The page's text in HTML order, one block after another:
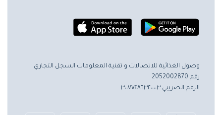
وصول الغذائية للاتصالات و تقنية المعلومات السجل التجاري
رقم 2052002870
الرقم الضريبي ٣٠٠٧٧٤٨٦٣٢٠٠٠٠٣